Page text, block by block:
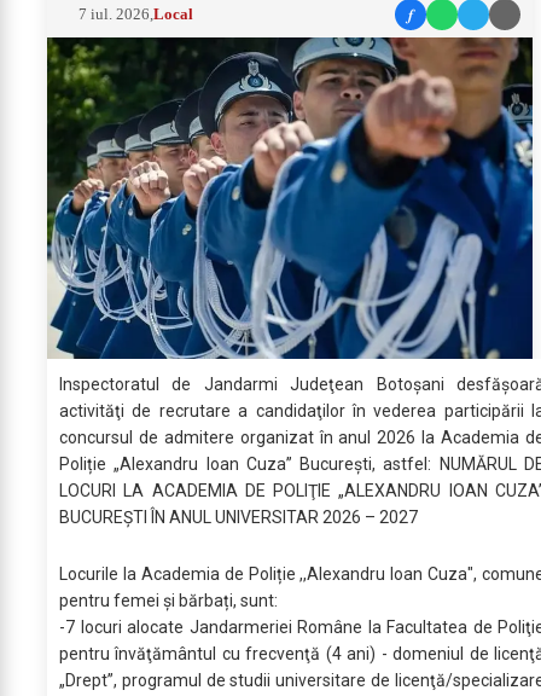
7 iul. 2026 ,Local f
Inspectoratul de Jandarmi Judeţean Botoşani
activităţi de recrutare a candidaţilor în vederea participării
concursul de admitere organizat în anul 2026 la Academia
Poliție „Alexandru Ioan Cuza” Bucureşti, astfel: NUMĂRUL
LOCURI LA ACADEMIA DE POLIŢIE „ALEXANDRU IOAN
BUCUREŞTI ÎN ANUL UNIVERSITAR 2026 – 2027
Locurile la Academia de Poliție ,,Alexandru Ioan Cuza",
pentru femei și bărbați, sunt:
-7 locuri alocate Jandarmeriei Române la Facultatea de
pentru învăţământul cu frecvenţă (4 ani) - domeniul de
„Drept”, programul de studii universitare de licenţă/